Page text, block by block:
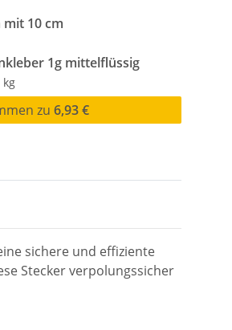
mit 10 cm
1g mittelflüssig
kg
zu6,93 €
sichere und effiziente
Stecker verpolungssicher